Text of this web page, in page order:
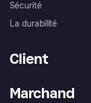
Sécurité
La durabilité
Client
Marchand